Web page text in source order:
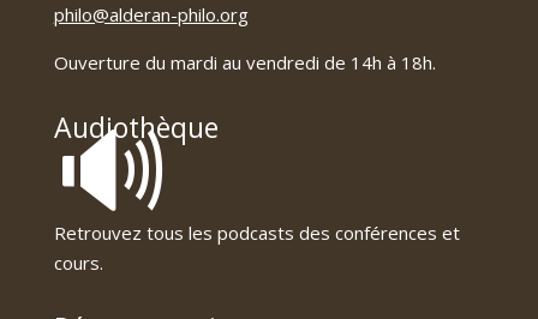
philo@alderan-philo.org
Ouverture du mardi au vendredi de 14h à 18h.
Audiothèque
🔊
Retrouvez tous les podcasts des conférences et
cours.